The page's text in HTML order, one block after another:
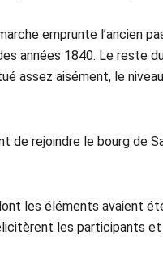
emprunte l’ancien
années 1840. Le reste
assez aisément, le
de rejoindre le bourg de
les éléments avaient
les participants